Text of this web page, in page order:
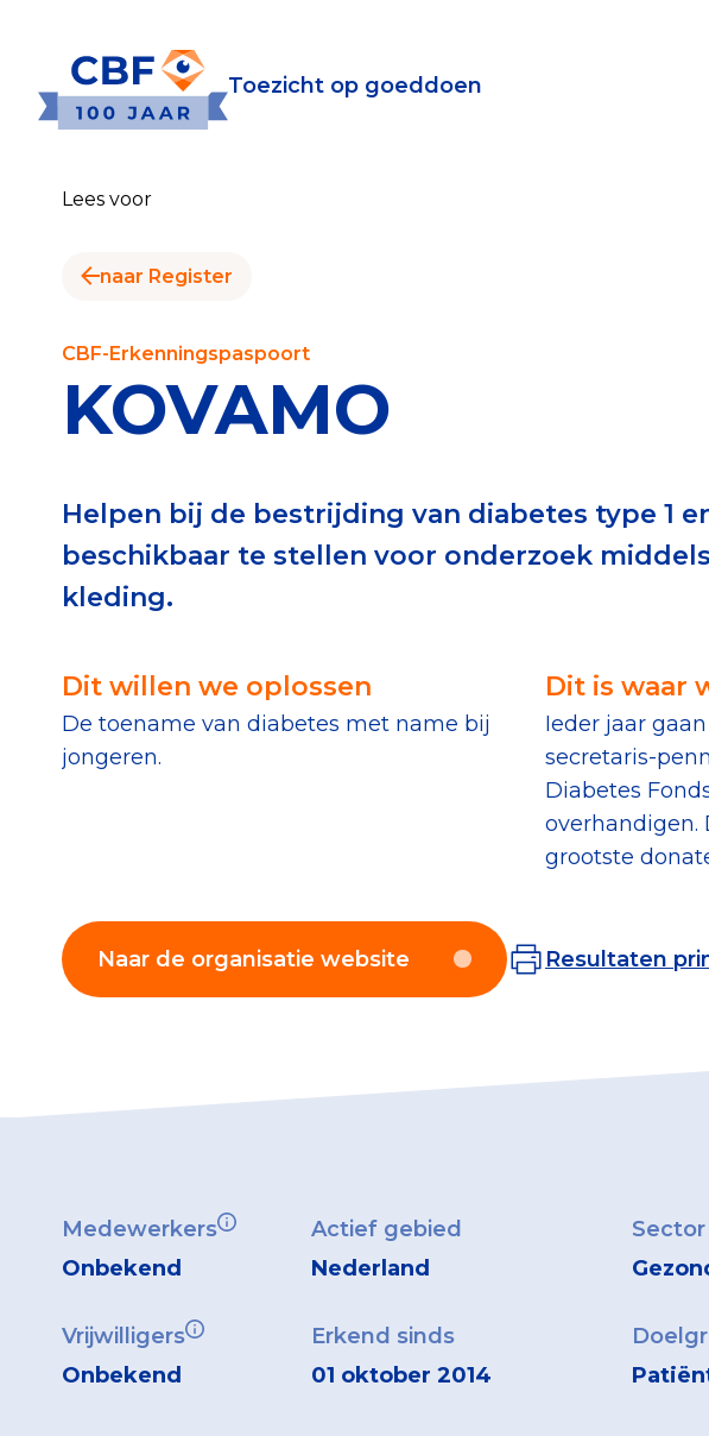
Toezicht op goeddoen
Toezicht op goeddoen
Publiek
Check het CBF-keurmerk van een
Data &
Betrouwbare data over goede
Lees voor
naar Register
CBF-Erkenningspaspoort
KOVAMO
Helpen bij de bestrijding van diabetes type 1
beschikbaar te stellen voor onderzoek
kleding.
Dit willen we oplossen
De toename van diabetes met name bij
jongeren.
Dit is waar
Ieder jaar
secretaris-
Diabetes
overhandigen.
grootste
Naar de organisatie website Resultaten
Medewerkers
Onbekend
Actief gebied
Nederland
Vrijwilligers
Onbekend
Erkend sinds
01 oktober 2014
Sector